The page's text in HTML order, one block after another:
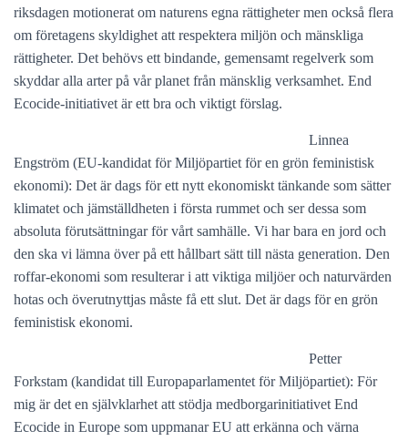
riksdagen motionerat om naturens egna rättigheter men också flera
om företagens skyldighet att respektera miljön och mänskliga
rättigheter. Det behövs ett bindande, gemensamt regelverk som
skyddar alla arter på vår planet från mänsklig verksamhet. End
Ecocide-initiativet är ett bra och viktigt förslag.
Linnea
Engström (EU-kandidat för Miljöpartiet för en grön feministisk
ekonomi): Det är dags för ett nytt ekonomiskt tänkande som sätter
klimatet och jämställdheten i första rummet och ser dessa som
absoluta förutsättningar för vårt samhälle. Vi har bara en jord och
den ska vi lämna över på ett hållbart sätt till nästa generation. Den
roffar-ekonomi som resulterar i att viktiga miljöer och naturvärden
hotas och överutnyttjas måste få ett slut. Det är dags för en grön
feministisk ekonomi.
Petter
Forkstam (kandidat till Europaparlamentet för Miljöpartiet): För
mig är det en självklarhet att stödja medborgarinitiativet End
Ecocide in Europe som uppmanar EU att erkänna och värna